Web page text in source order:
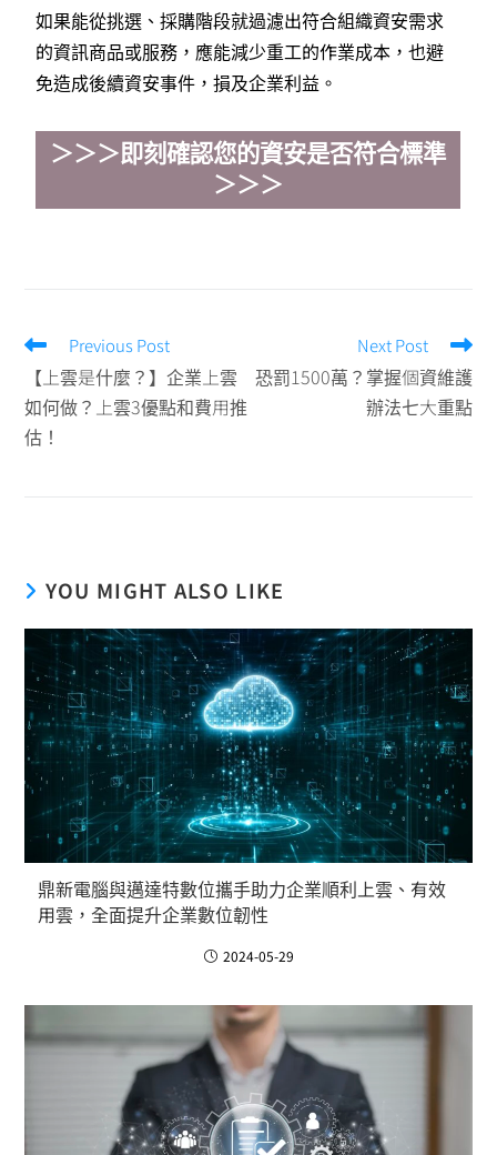
如果能從挑選、採購階段就過濾出符合組織資安需求
的資訊商品或服務，應能減少重工的作業成本，也避
免造成後續資安事件，損及企業利益。
＞＞＞即刻確認您的資安是否符合標準
＞＞＞
Previous Post
【上雲是什麼？】企業上雲
如何做？上雲3優點和費用推
估！
Next Post
恐罰1500萬？掌握個資維護
辦法七大重點
YOU MIGHT ALSO LIKE
鼎新電腦與邁達特數位攜手助力企業順利上雲、有效
用雲，全面提升企業數位韌性
2024-05-29